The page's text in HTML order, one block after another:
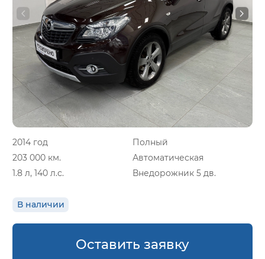
2014 год
Полный
203 000 км.
Автоматическая
1.8 л, 140 л.с.
Внедорожник 5 дв.
В наличии
Оставить заявку